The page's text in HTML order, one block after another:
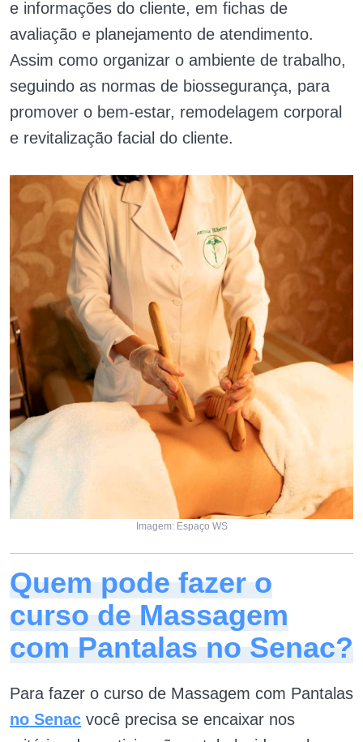
e informações do cliente, em fichas de
avaliação e planejamento de atendimento.
Assim como organizar o ambiente de trabalho,
seguindo as normas de biossegurança, para
promover o bem-estar, remodelagem corporal
e revitalização facial do cliente.
Imagem: Espaço WS
Quem pode fazer o
curso de Massagem
com Pantalas no Senac?
Para fazer o curso de Massagem com Pantalas
no Senac você precisa se encaixar nos